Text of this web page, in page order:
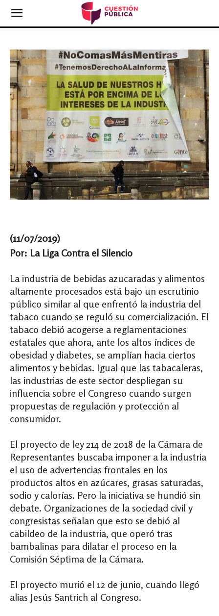
(11/07/2019)
Por: La Liga Contra el Silencio
La industria de bebidas azucaradas y alimentos
altamente procesados está bajo un escrutinio
público similar al que enfrentó la industria del
tabaco cuando se reguló su comercialización. El
tabaco debió acogerse a reglamentaciones
estatales que ahora, ante los altos índices de
obesidad y diabetes, se amplían hacia ciertos
alimentos y bebidas. Igual que las tabacaleras,
las industrias de este sector despliegan su
influencia sobre el Congreso cuando surgen
propuestas de regulación y protección al
consumidor.
El proyecto de ley 214 de 2018 de la Cámara de
Representantes buscaba imponer a la industria
el uso de advertencias frontales en los
productos altos en azúcares, grasas saturadas,
sodio y calorías. Pero la iniciativa se hundió sin
debate. Organizaciones de la sociedad civil y
congresistas señalan que esto se debió al
cabildeo de la industria, que operó tras
bambalinas para dilatar el proceso en la
Comisión Séptima de la Cámara.
El proyecto murió el 12 de junio, cuando llegó
alias Jesús Santrich al Congreso.